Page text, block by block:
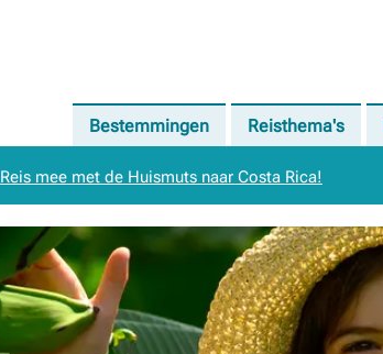
Bestemmingen Reisthema's
Reis mee met de Huismuts naar Costa Rica!